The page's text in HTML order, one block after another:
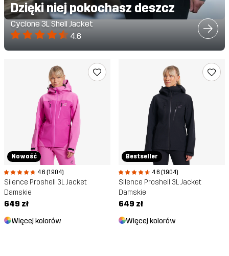
Dzięki niej pokochasz deszcz
Cyclone 3L Shell Jacket
4.6
Nowość
4.6 (1904)
Silence Proshell 3L Jacket
Damskie
649 zł
Więcej kolorów
Bestseller
4.6 (1904)
Silence Proshell 3L Jacket
Damskie
649 zł
Więcej kolorów